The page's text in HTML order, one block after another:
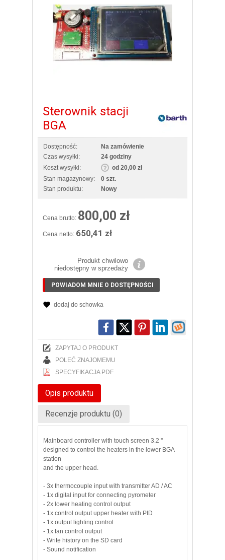
Sterownik stacji
BGA
Dostępność:
Na zamówienie
Czas wysyłki:
24 godziny
Koszt wysyłki:
od 20,00 zł
Stan magazynowy:
0 szt.
Stan produktu:
Nowy
Cena brutto: 800,00 zł
Cena netto: 650,41 zł
Produkt chwilowo
niedostępny w sprzedaży
POWIADOM MNIE O DOSTĘPNOŚCI
dodaj do schowka
ZAPYTAJ O PRODUKT
POLEĆ ZNAJOMEMU
SPECYFIKACJA PDF
Opis produktu
Recenzje produktu (0)
Mainboard controller with touch screen 3.2 ''
designed to control the heaters in the lower BGA
station
and the upper head .
- 3x thermocouple input with transmitterAD /AC
- 1x digital input for connecting pyrometer
- 2x lower heating control output
- 1x control output upper heater with PID
- 1x output lighting control
- 1x fan control output
- Write history on the SD card
- Sound notification